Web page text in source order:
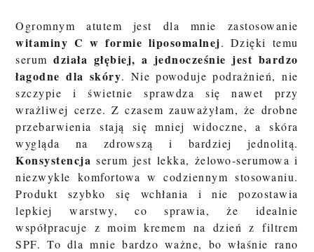
Ogromnym atutem jest dla mnie zastosowanie
witaminy C w formie liposomalnej. Dzięki temu
serumdziała głębiej, a jednocześnie jest bardzo
łagodne dla skóry. Nie powoduje podrażnień, nie
szczypie i świetnie sprawdza się nawet przy
wrażliwej cerze. Z czasem zauważyłam, że drobne
przebarwienia stają się mniej widoczne, a skóra
wygląda na zdrowszą i bardziej jednolitą.
Konsystencja serum jest lekka, żelowo-serumowa i
niezwykle komfortowa w codziennym stosowaniu.
Produkt szybko się wchłania i nie pozostawia
lepkiej warstwy, co sprawia, że idealnie
współpracuje z moim kremem na dzień z filtrem
SPF. To dla mnie bardzo ważne, bo właśnie rano